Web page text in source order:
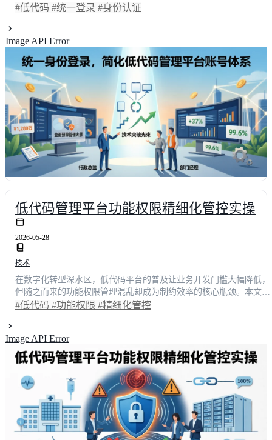
处理密码重置与权限冲突，严重拖慢业务迭代节奏。本文以一线开发
天。结合明道云、简道云等主流方案实测数据，本文为技术选型提供
可落地的架构指南与效率跃升路径。
#低代码 #统一登录 #身份认证
Image API Error
低代码管理平台功能权限精细化管控实操
2026-05-28
技术
在数字化转型深水区，低代码平台的普及让业务开发门槛大幅降低，
但随之而来的功能权限管理混乱却成为制约效率的核心瓶颈。本文以
一线技术负责人的真实使用体验为切入点，深度剖析精细化管控的落
小时，团队运维成本下降62%。文章不仅提供可复用的实操框架，更
对明道云、简道云等主流方案进行横向对比，助力企业技术决策者构
建安全、灵活且高效的数字化底座。
#低代码 #功能权限 #精细化管控
Image API Error